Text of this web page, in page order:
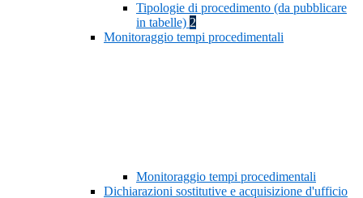
Tipologie di procedimento (da pubblicare
in tabelle) 2
Monitoraggio tempi procedimentali
Monitoraggio tempi procedimentali
Dichiarazioni sostitutive e acquisizione d'ufficio